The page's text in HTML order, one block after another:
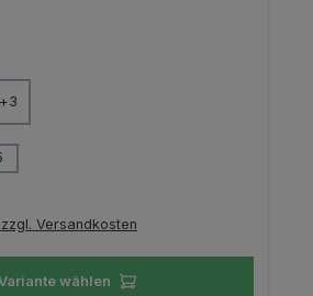
zurzeit nicht verfügbar.)
+3
zurzeit nicht verfügbar.)
ist zurzeit nicht verfügbar.)
Versandkosten
wählen